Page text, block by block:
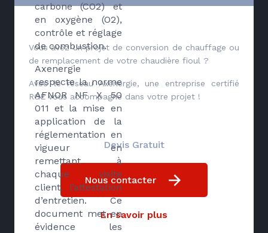
carbone (CO2) et
en oxygène (O2),
contrôle et réglage
de combustion.
Axenergie
respecte la norme
AFNOR NF X 50
011 et la mise en
application de la
réglementation en
vigueur en
remettant à
chaque visite
client, l’attestation
d’entretien. Ce
document met en
évidence les
Vous avez un projet de conversion de chauffage ou
de remplacement de votre chaudière fioul ?
Avec le réseau Axenergie, une entreprise certifié
RGE vous accompagne dans votre projet !
Devis Gratuit
Nous contacter
En savoir plus